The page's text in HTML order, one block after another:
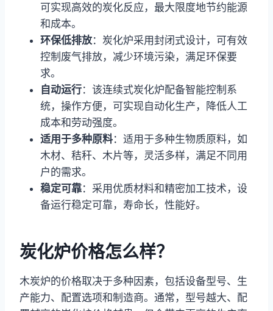
可实现高效的炭化反应，最大限度地节约能源
和成本。
环保低排放：炭化炉采用封闭式设计，可有效
控制废气排放，减少环境污染，满足环保要
求。
自动运行：该连续式炭化炉配备智能控制系
统，操作方便，可实现自动化生产，降低人工
成本和劳动强度。
适用于多种原料：适用于多种生物质原料，如
木材、秸秆、木片等，灵活多样，满足不同用
户的需求。
稳定可靠：采用优质材料和精密加工技术，设
备运行稳定可靠，寿命长，性能好。
炭化炉价格怎么样？
木炭炉的价格取决于多种因素，包括设备型号、生
产能力、配置选项和制造商。通常，型号越大、配